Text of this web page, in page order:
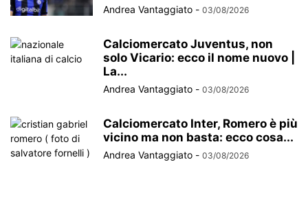
Andrea Vantaggiato - 03/08/2026
Calciomercato Juventus, non
solo Vicario: ecco il nome nuovo |
La...
Andrea Vantaggiato - 03/08/2026
Calciomercato Inter, Romero è più
vicino ma non basta: ecco cosa...
Andrea Vantaggiato - 03/08/2026